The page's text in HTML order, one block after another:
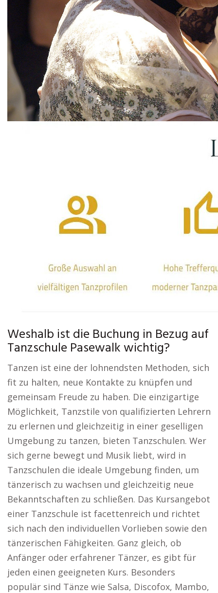
Weshalb ist die Buchung in Bezug auf
Tanzschule Pasewalk wichtig?
Tanzen ist eine der lohnendsten Methoden, sich
fit zu halten, neue Kontakte zu knüpfen und
gemeinsam Freude zu haben. Die einzigartige
Möglichkeit, Tanzstile von qualifizierten Lehrern
zu erlernen und gleichzeitig in einer geselligen
Umgebung zu tanzen, bieten Tanzschulen. Wer
sich gerne bewegt und Musik liebt, wird in
Tanzschulen die ideale Umgebung finden, um
tänzerisch zu wachsen und gleichzeitig neue
Bekanntschaften zu schließen. Das Kursangebot
einer Tanzschule ist facettenreich und richtet
sich nach den individuellen Vorlieben sowie den
tänzerischen Fähigkeiten. Ganz gleich, ob
Anfänger oder erfahrener Tänzer, es gibt für
jeden einen geeigneten Kurs. Besonders
populär sind Tänze wie Salsa, Discofox, Mambo,